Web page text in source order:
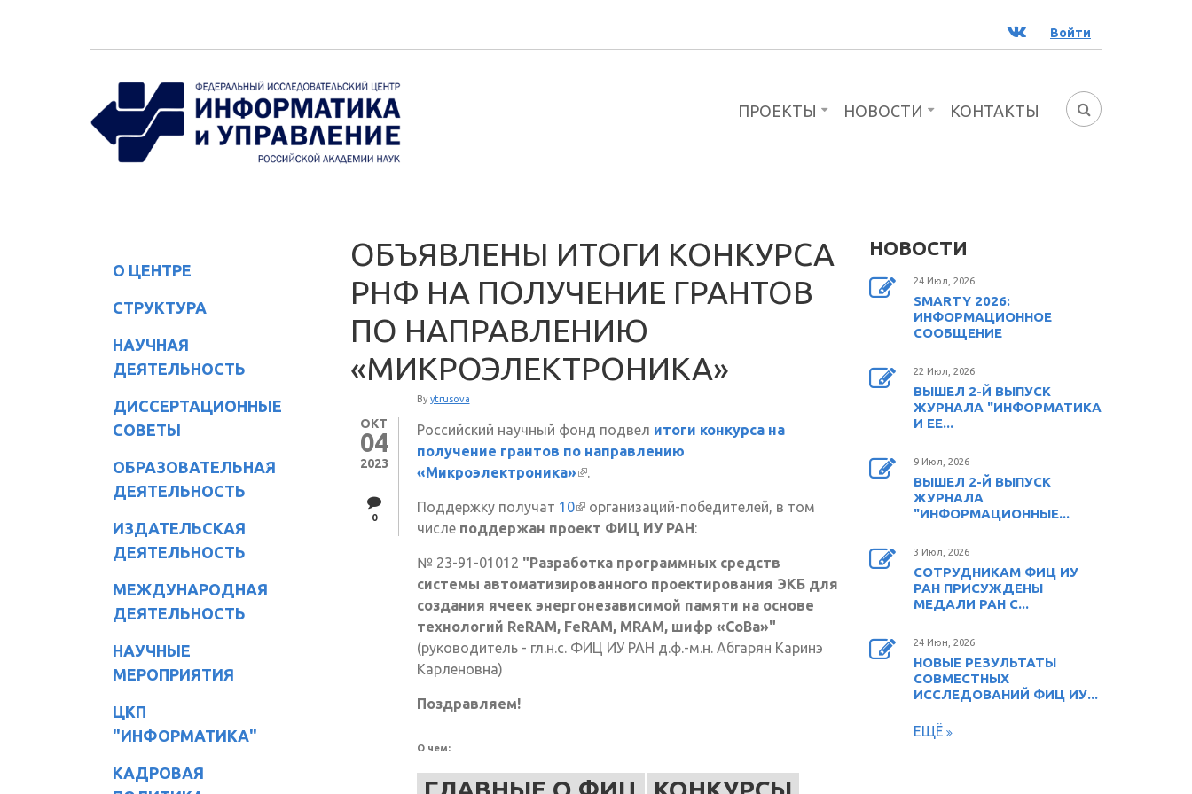
ВК Войти
ФОРМА
ПРОЕКТЫ НОВОСТИ КОНТАКТЫ
О ЦЕНТРЕ
СТРУКТУРА
НАУЧНАЯ
ДЕЯТЕЛЬНОСТЬ
ДИССЕРТАЦИОННЫЕ
СОВЕТЫ
ОБРАЗОВАТЕЛЬНАЯ
ДЕЯТЕЛЬНОСТЬ
ИЗДАТЕЛЬСКАЯ
ДЕЯТЕЛЬНОСТЬ
МЕЖДУНАРОДНАЯ
ДЕЯТЕЛЬНОСТЬ
НАУЧНЫЕ
МЕРОПРИЯТИЯ
ЦКП
"ИНФОРМАТИКА"
КАДРОВАЯ
ОБЪЯВЛЕНЫ ИТОГИ КОНКУРСА
РНФ НА ПОЛУЧЕНИЕ ГРАНТОВ
ПО НАПРАВЛЕНИЮ
«МИКРОЭЛЕКТРОНИКА»
ОКТ
04
2023
0
By ytrusova
Российский научный фонд подвел итоги конкурса на
получение грантов по направлению
«Микроэлектроника»(внешняя ссылка)
.
Поддержку получат 10(внешняя ссылка)
организаций-победителей, в том
числе поддержан проект ФИЦ ИУ РАН:
№ 23-91-01012 "Разработка программных средств
системы автоматизированного проектирования ЭКБ для
создания ячеек энергонезависимой памяти на основе
технологий ReRAM, FeRAM, MRAM, шифр «СоВа»"
(руководитель - гл.н.с. ФИЦ ИУ РАН д.ф.-м.н. Абгарян Каринэ
Карленовна)
Поздравляем!
О чем:
НОВОСТИ
24 Июл, 2026
SMARTY 2026:
ИНФОРМАЦИОННОЕ
СООБЩЕНИЕ
22 Июл, 2026
ВЫШЕЛ 2-Й ВЫПУСК
ЖУРНАЛА "ИНФОРМАТИКА
И ЕЕ...
9 Июл, 2026
ВЫШЕЛ 2-Й ВЫПУСК
ЖУРНАЛА
"ИНФОРМАЦИОННЫЕ...
3 Июл, 2026
СОТРУДНИКАМ ФИЦ ИУ
РАН ПРИСУЖДЕНЫ
МЕДАЛИ РАН С...
24 Июн, 2026
НОВЫЕ РЕЗУЛЬТАТЫ
СОВМЕСТНЫХ
ИССЛЕДОВАНИЙ ФИЦ ИУ...
ЕЩЁ